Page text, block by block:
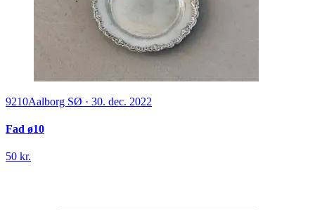
9210Aalborg SØ · 30. dec. 2022
Fad ø10
50 kr.